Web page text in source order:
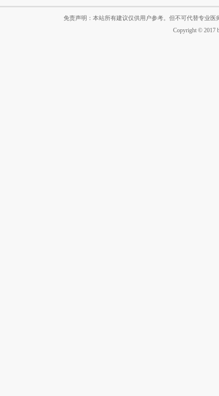
免责声明：本站所有建议仅供用户参考。但不可代替专业
Copyright © 2017